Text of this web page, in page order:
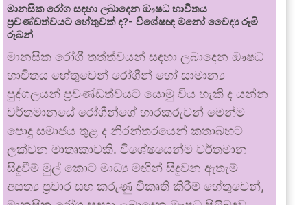
මානසික රෝග සඳහා ලබාදෙන ඖෂධ භාවිතය
ප්‍රචණ්ඩත්වයට හේතුවක් ද?- විශේෂඥ මනෝ වෛද්‍ය රූමි
රූබන්
මානසික රෝගී තත්ත්වයන් සඳහා ලබාදෙන ඖෂධ
භාවිතය හේතුවෙන් රෝගීන් හෝ සාමාන්‍ය
පුද්ගලයන් ප්‍රචණ්ඩත්වයට යොමු විය හැකි ද යන්න
වර්තමානයේ රෝගීන්ගේ භාරකරුවන් මෙන්ම
පොදු සමාජය තුළ ද නිරන්තරයෙන් කතාබහට
ලක්වන මාතෘකාවකි. විශේෂයෙන්ම වර්තමාන
සිදුවීම් මුල් කොට මාධ්‍ය මඟින් සිදුවන ඇතැම්
අසත්‍ය ප්‍රචාර සහ කරුණු විකෘති කිරීම් හේතුවෙන්,